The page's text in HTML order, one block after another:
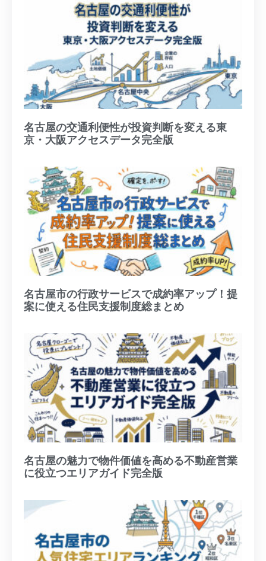
名古屋の交通利便性が投資判断を変える東
京・大阪アクセスデータ完全版
名古屋市の行政サービスで成約率アップ！提
案に使える住民支援制度総まとめ
名古屋の魅力で物件価値を高める不動産営業
に役立つエリアガイド完全版